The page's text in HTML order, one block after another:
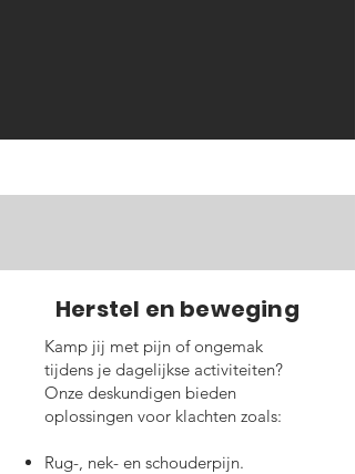
Herstel en beweging
Kamp jij met pijn of ongemak
tijdens je dagelijkse activiteiten?
Onze deskundigen bieden
oplossingen voor klachten zoals:
Rug-, nek- en schouderpijn.